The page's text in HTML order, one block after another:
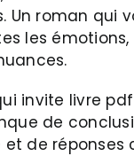
Un roman qui
les
invite livre
de
de réponses